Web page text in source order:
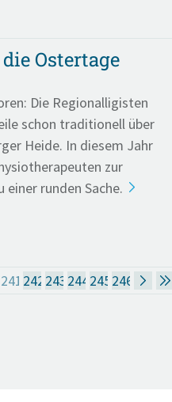
Ostertage
Die Regionalligisten
schon traditionell über
Heide. In diesem Jahr
zur
runden Sache.
241 242 243 244 245 246